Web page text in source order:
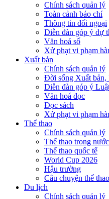
Chính sách quản lý
Toàn cảnh báo chí
Thông tin đối ngoại
Diễn đàn góp ý dự
Văn hoá số
Xử phạt vi phạm
Xuất bản
Chính sách quản lý
Đời sống Xuất bản,
Diễn đàn góp ý
Văn hoá đọc
Đọc sách
Xử phạt vi phạm
Thể thao
Chính sách quản lý
Thể thao trong nước
Thể thao quốc tế
World Cup 2026
Hậu trường
Câu chuyện thể thao
Du lịch
Chính sách quản lý